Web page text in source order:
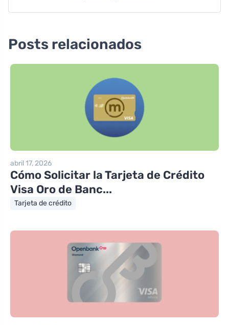
Posts relacionados
abril 17, 2026
Cómo Solicitar la Tarjeta de Crédito
Visa Oro de Banc...
Tarjeta de crédito